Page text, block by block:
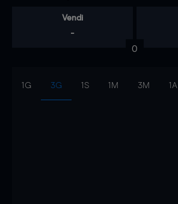
Vendi
-
0
1G 3G 1S 1M 3M 1A